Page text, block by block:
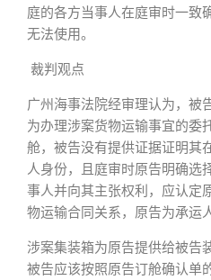
庭的各方当事人在庭审时一致
无法使用。
裁判观点
广州海事法院经审理认为，被
为办理涉案货物运输事宜的委
舱，被告没有提供证据证明其
人身份，且庭审时原告明确选
事人并向其主张权利，应认定
物运输合同关系，原告为承运
涉案集装箱为原告提供给被告
被告应该按照原告订舱确认单